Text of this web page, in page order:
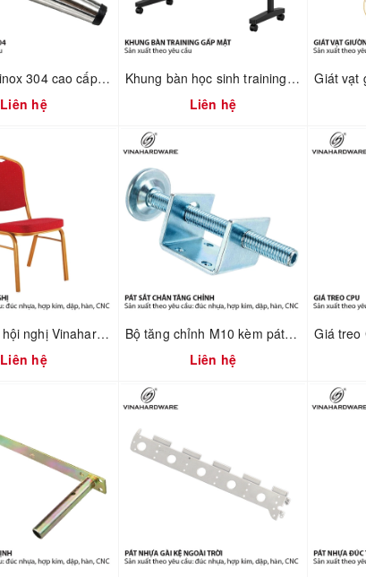
Chân sofa inox 304 cao cấp 2100.1.01182
Liên hệ
Khung bàn học sinh training gấp mặt xếp gọn có hộc bàn Vinahardware - 2300.1.07409
Liên hệ
Khung ghế hội nghị Vinahardware mã 2302.1.7586
Liên hệ
Bộ tăng chỉnh M10 kèm pát chữ U Vinahardware 2702.1.11050
Liên hệ